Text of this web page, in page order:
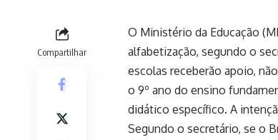
Compartilhar
O Ministério da Educação
alfabetização, segundo o
escolas receberão apoio,
o 9º ano do ensino
didático específico. A
Segundo o secretário, se o